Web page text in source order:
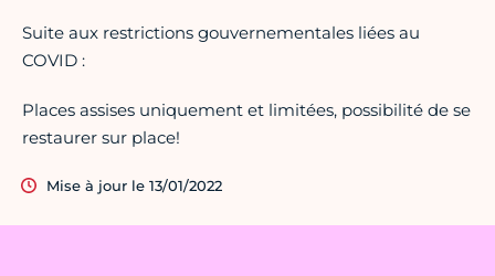
Suite aux restrictions gouvernementales liées au
COVID :
Places assises uniquement et limitées, possibilité de se
restaurer sur place!
Mise à jour le 13/01/2022